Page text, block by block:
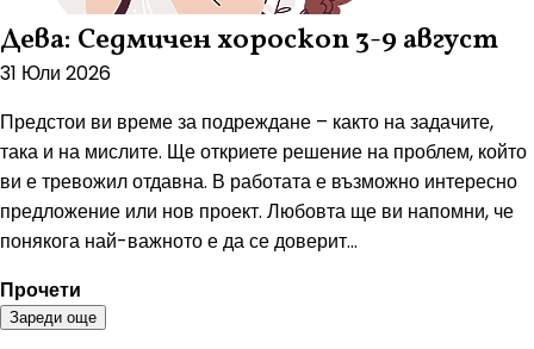
Дева: Седмичен хороскоп 3-9 август
31 Юли 2026
Предстои ви време за подреждане – както на задачите,
така и на мислите. Ще откриете решение на проблем, който
ви е тревожил отдавна. В работата е възможно интересно
предложение или нов проект. Любовта ще ви напомни, че
понякога най-важното е да се доверит...
Прочети
Зареди още